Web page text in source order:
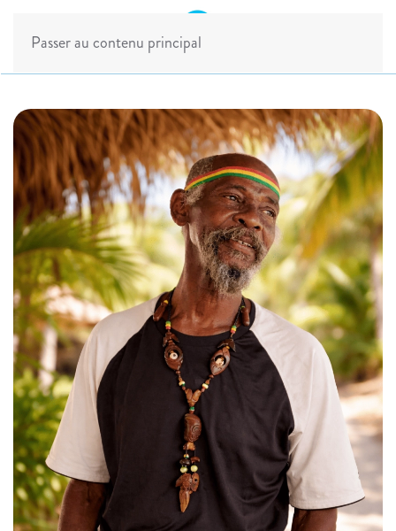
Passer au contenu principal